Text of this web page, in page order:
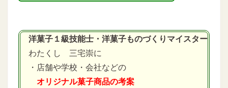
洋菓子１級技能士・洋菓子ものづくりマイスター
わたくし 三宅崇に
・店舗や学校・会社などの
オリジナル菓子商品の考案